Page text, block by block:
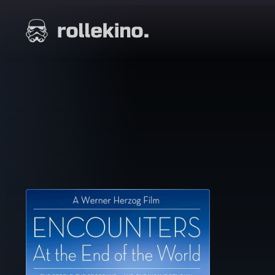
suoraan
sisältöön
Elokuvat ja elokuva-arviot | Rollekino.fi